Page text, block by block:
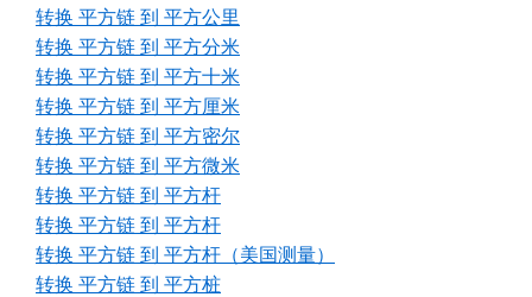
转换 平方链 到 平方公里
转换 平方链 到 平方分米
转换 平方链 到 平方十米
转换 平方链 到 平方厘米
转换 平方链 到 平方密尔
转换 平方链 到 平方微米
转换 平方链 到 平方杆
转换 平方链 到 平方杆
转换 平方链 到 平方杆（美国测量）
转换 平方链 到 平方桩